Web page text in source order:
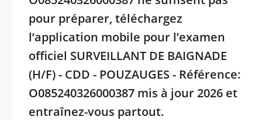
pour préparer, téléchargez
l’application mobile pour l’examen
officiel SURVEILLANT DE BAIGNADE
(H/F) - CDD - POUZAUGES - Référence:
O085240326000387 mis à jour 2026 et
entraînez-vous partout.